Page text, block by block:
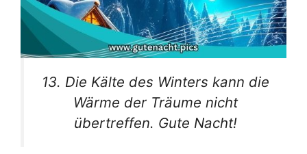
13. Die Kälte des Winters kann die
Wärme der Träume nicht
übertreffen. Gute Nacht!